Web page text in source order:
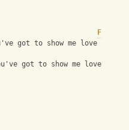
F
got to show me love
got to show me love